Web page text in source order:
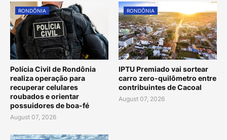
RONDÔNIA
Polícia Civil de Rondônia
realiza operação para
recuperar celulares
roubados e orientar
possuidores de boa-fé
August 07, 2026
RONDÔNIA
IPTU Premiado vai sortear
carro zero-quilômetro entre
contribuintes de Cacoal
August 07, 2026